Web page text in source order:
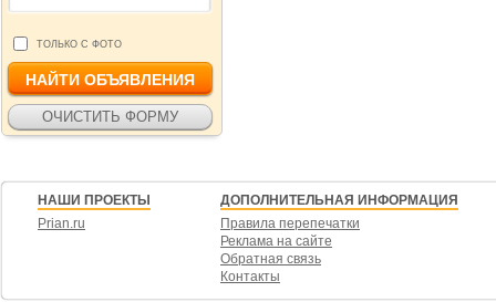
ТОЛЬКО С ФОТО
НАШИ ПРОЕКТЫ
Prian.ru
ДОПОЛНИТЕЛЬНАЯ ИНФОРМАЦИЯ
Правила перепечатки
Реклама на сайте
Обратная связь
Контакты